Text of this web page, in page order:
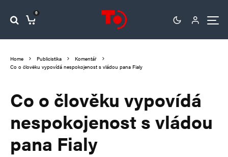
0
Home Publicistika
Komentář
Co o člověku vypovídá nespokojenost s vládou pana Fialy
Co o člověku vypovídá
nespokojenost s vládou
pana Fialy